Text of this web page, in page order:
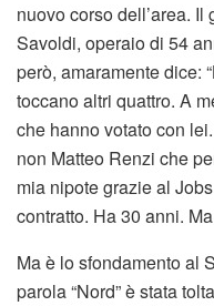
nuovo corso dell’area.
Savoldi, operaio di 54
però, amaramente dice:
toccano altri quattro. A
che hanno votato con
non Matteo Renzi che
mia nipote grazie al
contratto. Ha 30 anni.
Ma è lo sfondamento al
parola “Nord” è stata